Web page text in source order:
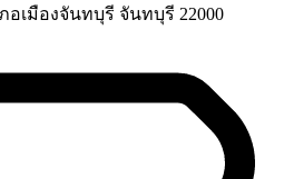
เมืองจันทบุรี จันทบุรี 22000